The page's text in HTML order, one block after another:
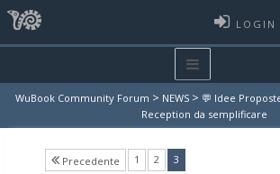
LOGIN
WuBook Community Forum > NEWS > 💬 Idee
Reception da semplificare
Precedente 1 2 3(current)